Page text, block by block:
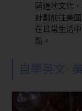
國道地文化
計劃前往美
在日常生活
助。
自學英文-